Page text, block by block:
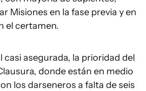
Misiones en la fase previa y en
el certamen.
casi asegurada, la prioridad del
donde están en medio
los darseneros a falta de seis